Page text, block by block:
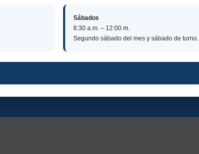
Sábados
8:30 a.m. – 12:00 m.
Segundo sábado del mes y sábado de turno.